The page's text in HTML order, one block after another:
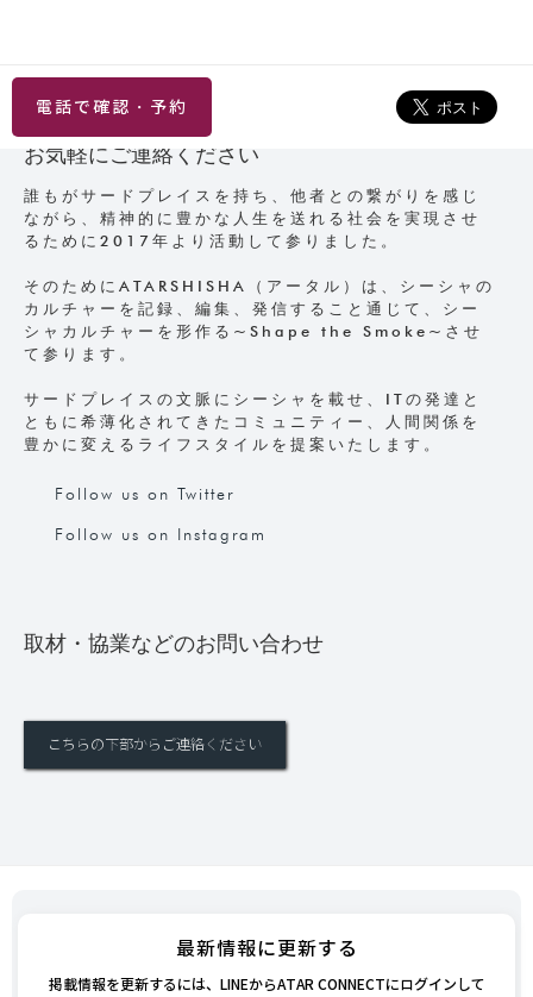
電話で確認・予約
お気軽にご連絡ください
誰もがサードプレイスを持ち、他者との繋がりを感じ
ながら、精神的に豊かな人生を送れる社会を実現させ
るために2017年より活動して参りました。
そのためにATARSHISHA（アータル）は、シーシャの
カルチャーを記録、編集、発信すること通じて、シー
シャカルチャーを形作る~Shape the Smoke~させ
て参ります。
サードプレイスの文脈にシーシャを載せ、ITの発達と
ともに希薄化されてきたコミュニティー、人間関係を
豊かに変えるライフスタイルを提案いたします。
Follow us on Twitter
Follow us on Instagram
取材・協業などのお問い合わせ
こちらの下部からご連絡ください
最新情報に更新する
掲載情報を更新するには、LINEからATAR CONNECTにログインして